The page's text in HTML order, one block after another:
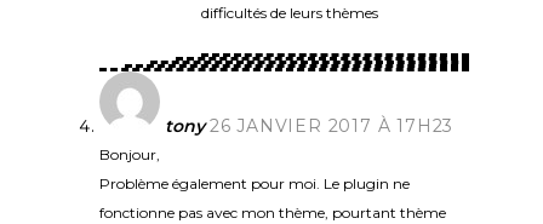
difficultés de leurs thèmes
tony 26 JANVIER 2017 À 17H23
Bonjour,
Problème également pour moi. Le plugin ne
fonctionne pas avec mon thème, pourtant thème